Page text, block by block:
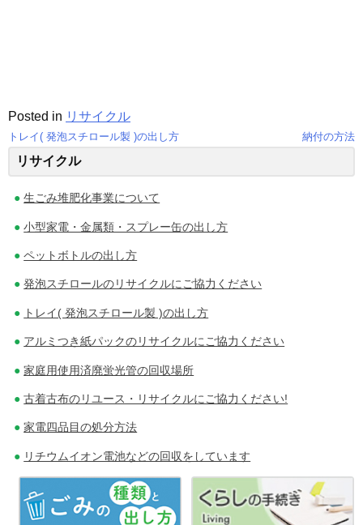
Posted in リサイクル
投
ー
シ
ョ
ン
トレイ( 発泡スチロール製 )の出し方 納付の方法
リサイクル
生ごみ堆肥化事業について
小型家電・金属類・スプレー缶の出し方
ペットボトルの出し方
発泡スチロールのリサイクルにご協力ください
トレイ( 発泡スチロール製 )の出し方
アルミつき紙パックのリサイクルにご協力ください
家庭用使用済廃蛍光管の回収場所
古着古布のリユース・リサイクルにご協力ください!
家電四品目の処分方法
リチウムイオン電池などの回収をしています